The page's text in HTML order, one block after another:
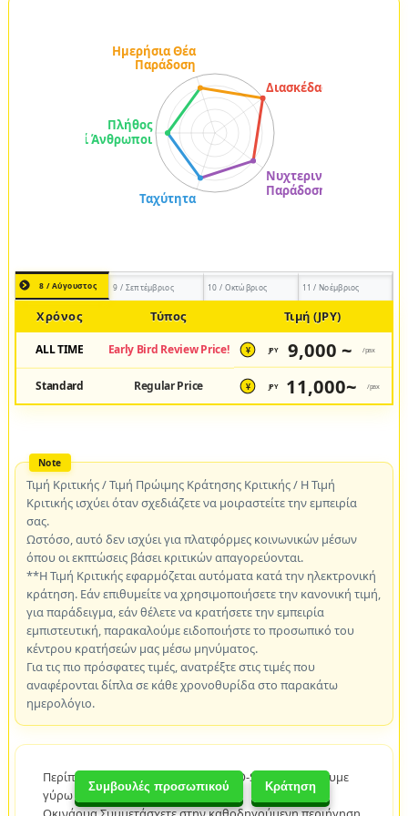
Συμβουλές προσωπικού Κράτηση
8 / Αύγουστος 9 / Σεπτέμβριος 10 / Οκτώβριος 11 / Νοέμβριος
Χρόνος Τύπος Τιμή (JPY)
ALL TIME Early Bird Review Price! ¥ JPY 9,000 ~ /pax
Standard Regular Price ¥ JPY 11,000~ /pax
Τιμή Κριτικής / Τιμή Πρώιμης Κράτησης Κριτικής / Η Τιμή
Κριτικής ισχύει όταν σχεδιάζετε να μοιραστείτε την εμπειρία
σας.
Ωστόσο, αυτό δεν ισχύει για πλατφόρμες κοινωνικών μέσων
όπου οι εκπτώσεις βάσει κριτικών απαγορεύονται.
**Η Τιμή Κριτικής εφαρμόζεται αυτόματα κατά την ηλεκτρονική
κράτηση. Εάν επιθυμείτε να χρησιμοποιήσετε την κανονική τιμή,
για παράδειγμα, εάν θέλετε να κρατήσετε την εμπειρία
εμπιστευτική, παρακαλούμε ειδοποιήστε το προσωπικό του
κέντρου κρατήσεών μας μέσω μηνύματος.
Για τις πιο πρόσφατες τιμές, ανατρέξτε στις τιμές που
αναφέρονται δίπλα σε κάθε χρονοθυρίδα στο παρακάτω
ημερολόγιο.
Περίπου 1 ώρα. Σε αυτό το μάθημα O-S, θα οδηγήσουμε
γύρω από το κέντρο του νησιού της